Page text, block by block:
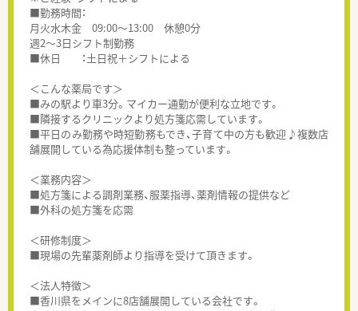
■勤務時間：
月火水木金 09:00～13:00 休憩0分
週2～3日シフト制勤務
■休日 ：土日祝＋シフトによる
＜こんな薬局です＞
■みの駅より車3分。マイカー通勤が便利な立地です。
■隣接するクリニックより処方箋応需しています。
■平日のみ勤務や時短勤務もでき、子育て中の方も歓迎♪複数店
舗展開している為応援体制も整っています。
＜業務内容＞
■処方箋による調剤業務、服薬指導、薬剤情報の提供など
■外科の処方箋を応需
＜研修制度＞
■現場の先輩薬剤師より指導を受けて頂きます。
＜法人特徴＞
■香川県をメインに8店舗展開している会社です。